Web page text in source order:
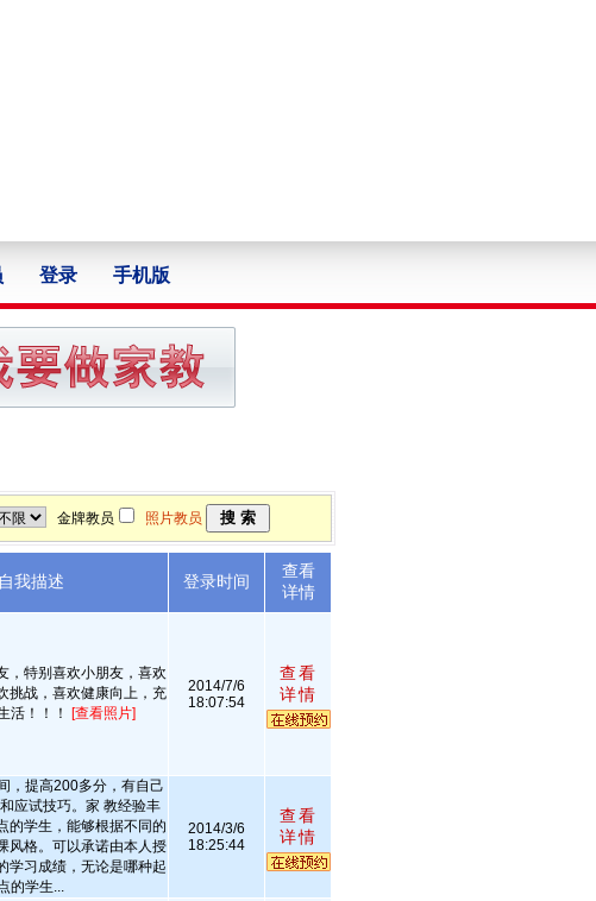
登录 手机版
金牌教员 照片教员
自我描述 登录时间
查看
详情
，特别喜欢小朋友，喜欢
挑战，喜欢健康向上，充
活！！！ [查看照片]
2014/7/6
18:07:54
查看
详情
，提高200多分，有自己
应试技巧。家 教经验丰
的学生，能够根据不同的
风格。可以承诺由本人授
学习成绩，无论是哪种起
的学生...
2014/3/6
18:25:44
查看
详情